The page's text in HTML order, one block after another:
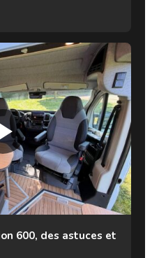
600, des astuces et